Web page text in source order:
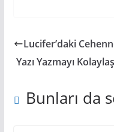
Lucifer’daki
Yazı Yazmayı
Bunları da